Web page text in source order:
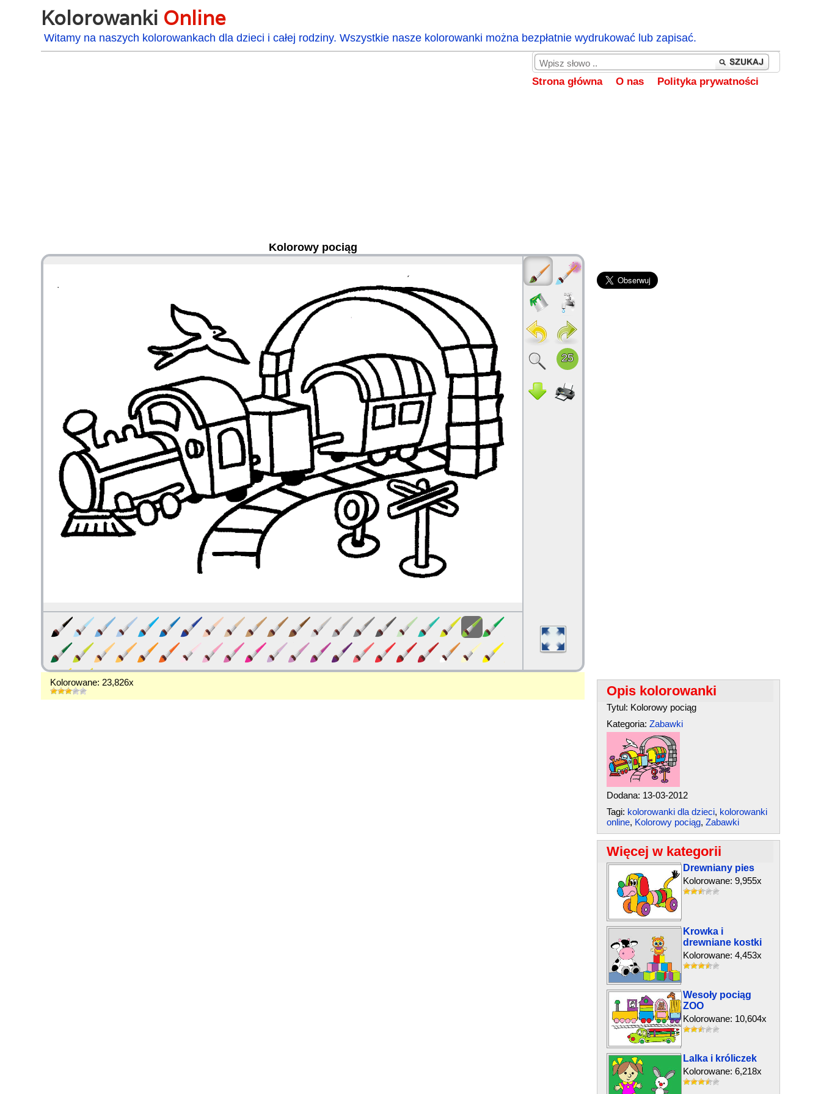
Kolorowanki Online
Witamy na naszych kolorowankach dla dzieci i całej rodziny. Wszystkie nasze kolorowanki można bezpłatnie wydrukować lub zapisać.
Strona główna O nas Polityka prywatności
Kolorowy pociąg
Kolorowane: 23,826x
Opis kolorowanki
Tytul: Kolorowy pociąg
Kategoria: Zabawki
Dodana: 13-03-2012
Tagi: kolorowanki dla dzieci, kolorowanki
online, Kolorowy pociąg, Zabawki
Więcej w kategorii
Drewniany pies
Kolorowane: 9,955x
Krowka i
drewniane kostki
Kolorowane: 4,453x
Wesoły pociąg
ZOO
Kolorowane: 10,604x
Lalka i króliczek
Kolorowane: 6,218x